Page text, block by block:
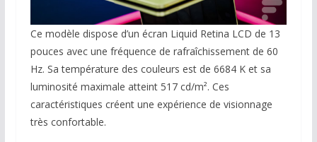
Ce modèle dispose d’un écran Liquid Retina LCD de 13
pouces avec une fréquence de rafraîchissement de 60
Hz. Sa température des couleurs est de 6684 K et sa
luminosité maximale atteint 517 cd/m². Ces
caractéristiques créent une expérience de visionnage
très confortable.